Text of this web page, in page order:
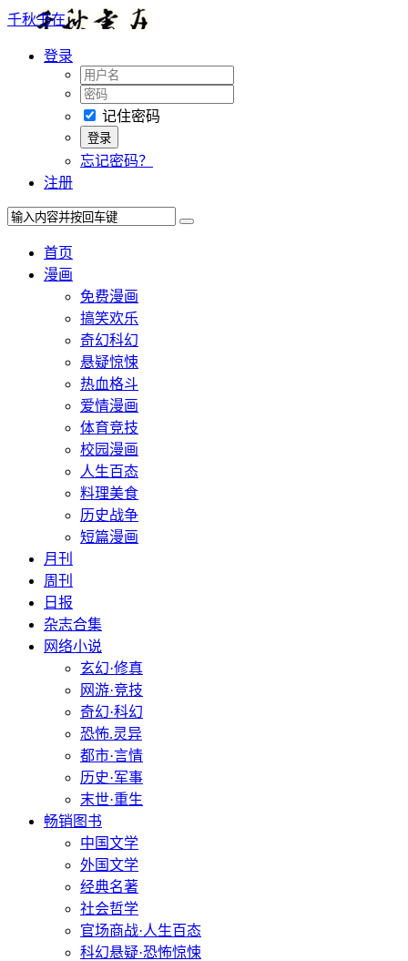
千秋书在
登录
记住密码
忘记密码？
注册
首页
漫画
免费漫画
搞笑欢乐
奇幻科幻
悬疑惊悚
热血格斗
爱情漫画
体育竞技
校园漫画
人生百态
料理美食
历史战争
短篇漫画
月刊
周刊
日报
杂志合集
网络小说
玄幻·修真
网游·竞技
奇幻·科幻
恐怖.灵异
都市·言情
历史·军事
末世·重生
畅销图书
中国文学
外国文学
经典名著
社会哲学
官场商战·人生百态
科幻悬疑·恐怖惊悚